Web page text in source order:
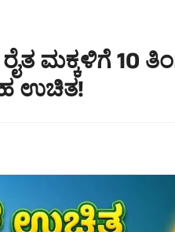
ರೈತ ಮಕ್ಕಳಿಗೆ 10
ಉಚಿತ!